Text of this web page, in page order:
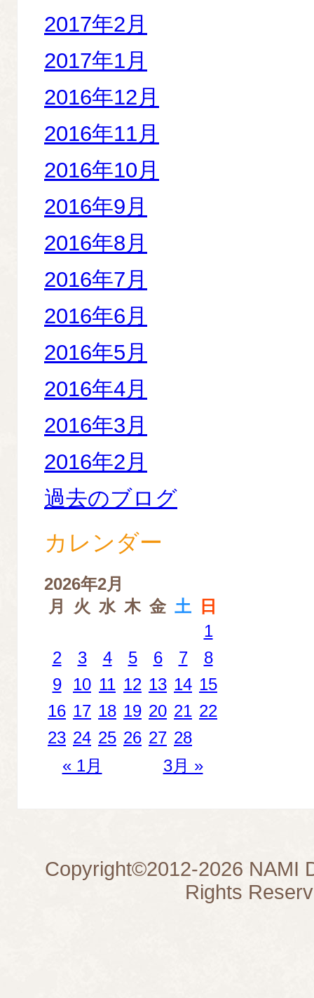
2017年2月
2017年1月
2016年12月
2016年11月
2016年10月
2016年9月
2016年8月
2016年7月
2016年6月
2016年5月
2016年4月
2016年3月
2016年2月
過去のブログ
カレンダー
2026年2月
月
火 水 木 金 土 日
« 1月 3月 »
1
2
3 4 5 6 7
8
9
10 11 12 13 14 15
16 17 18 19 20 21 22
23 24 25 26 27 28
Copyright©2012-2026 NAMI
Rights